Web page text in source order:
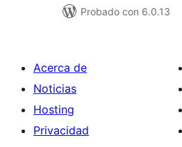
Probado con 6.0.13
Acerca de
Noticias
Hosting
Privacidad